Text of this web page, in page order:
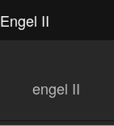
II
engel II